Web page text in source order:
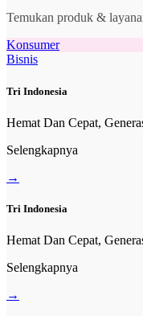
Temukan produk &
Konsumer
Bisnis
Tri Indonesia
Hemat Dan Cepat,
Selengkapnya
→
Tri Indonesia
Hemat Dan Cepat,
Selengkapnya
→